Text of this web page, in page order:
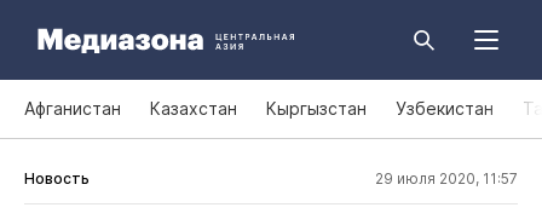
Афганистан Казахстан Кыргызстан Узбекистан
Новость 29 июля 2020, 11:57